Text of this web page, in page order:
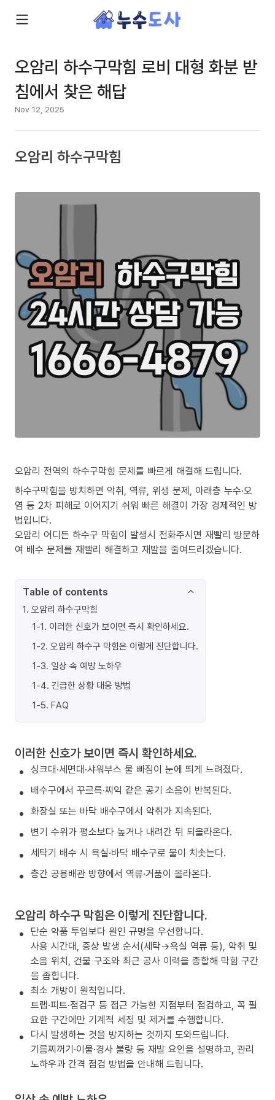
오암리 하수구막힘 로비 대형 화분 받
침에서 찾은 해답
Nov 12, 2025
오암리 하수구막힘
오암리 전역의 하수구막힘 문제를 빠르게 해결해 드립니다.
하수구막힘을 방치하면 악취, 역류, 위생 문제, 아래층 누수·오
염 등 2차 피해로 이어지기 쉬워 빠른 해결이 가장 경제적인 방
법입니다.
오암리 어디든 하수구 막힘이 발생시 전화주시면 재빨리 방문하
여 배수 문제를 재빨리 해결하고 재발을 줄여드리겠습니다.
Table of contents
1. 오암리 하수구막힘
1-1. 이러한 신호가 보이면 즉시 확인하세요.
1-2. 오암리 하수구 막힘은 이렇게 진단합니다.
1-3. 일상 속 예방 노하우
1-4. 긴급한 상황 대응 방법
1-5. FAQ
이러한 신호가 보이면 즉시 확인하세요.
싱크대·세면대·샤워부스 물 빠짐이 눈에 띄게 느려졌다.
배수구에서 꾸르륵·찌익 같은 공기 소음이 반복된다.
화장실 또는 바닥 배수구에서 악취가 지속된다.
변기 수위가 평소보다 높거나 내려간 뒤 되올라온다.
세탁기 배수 시 욕실·바닥 배수구로 물이 치솟는다.
층간 공용배관 방향에서 역류·거품이 올라온다.
오암리 하수구 막힘은 이렇게 진단합니다.
단순 약품 투입보다 원인 규명을 우선합니다.
사용 시간대, 증상 발생 순서(세탁→욕실 역류 등), 악취 및
소음 위치, 건물 구조와 최근 공사 이력을 종합해 막힘 구간
을 좁힙니다.
최소 개방이 원칙입니다.
트랩·피트·점검구 등 접근 가능한 지점부터 점검하고, 꼭 필
요한 구간에만 기계적 세정 및 제거를 수행합니다.
다시 발생하는 것을 방지하는 것까지 도와드립니다.
기름찌꺼기·이물·경사 불량 등 재발 요인을 설명하고, 관리
노하우과 간격 점검 방법을 안내해 드립니다.